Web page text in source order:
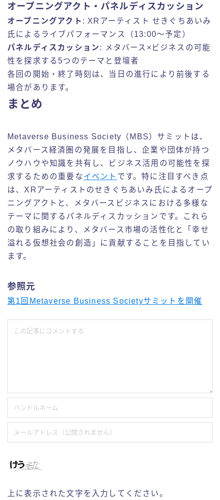
オープニングアクト・パネルディスカッション
オープニングアクト : XRアーティスト せきぐちあいみ
氏によるライブパフォーマンス（13:00～予定）
パネルディスカッション: メタバース×ビジネスの可能
性を探求する5つのテーマと登壇者
各回の開始・終了時刻は、当日の進行により前後する
場合があります。
まとめ
Metaverse Business Society（MBS）サミットは、
メタバース経済圏の発展を目指し、企業や団体が持つ
ノウハウや知識を共有し、ビジネス活用の可能性を探
求するための重要なイベント です。特に注目すべき点
は、XRアーティストのせきぐちあいみ氏によるオープ
ニングアクトと、メタバースビジネスにおける多様な
テーマに関するパネルディスカッションです。これら
の取り組みにより、メタバース市場の活性化と「幸せ
溢れる仮想社会の創造」に貢献することを目指してい
ます。
参照元
第1回Metaverse Business Societyサミットを開催
上に表示された文字を入力してください。